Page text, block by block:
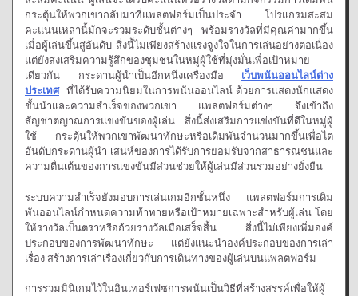
กระตุ้นให้พวกเขากลับมาที่แพลตฟอร์มเป็นประจำ โปรแกรมสะสม
คะแนนเหล่านี้มักจะรวมระดับชั้นต่างๆ พร้อมรางวัลที่มีคุณค่ามากขึ้น
เมื่อผู้เล่นขึ้นสู่อันดับ สิ่งนี้ไม่เพียงสร้างแรงจูงใจในการเล่นอย่างต่อเนื่อง
แต่ยังส่งเสริมความรู้สึกของชุมชนในหมู่ผู้ใช้ที่มุ่งมั่นเพื่อเป้าหมาย
เดียวกัน กระดานผู้นำเป็นอีกหนึ่งเครื่องมือ เว็บพนันออนไลน์ต่าง
ประเทศที่ได้รับความนิยมในการพนันออนไลน์ ด้วยการแสดงนักแสดง
ชั้นนำและความสำเร็จของพวกเขา แพลตฟอร์มต่างๆ จึงเข้าถึง
สัญชาตญาณการแข่งขันของผู้เล่น สิ่งนี้ส่งเสริมการแข่งขันที่ดีในหมู่ผู้
ใช้ กระตุ้นให้พวกเขาพัฒนาทักษะหรือเดิมพันจำนวนมากขึ้นเพื่อไต่
อันดับกระดานผู้นำ เสน่ห์ของการได้รับการยอมรับจากสาธารณชนและ
ความตื่นเต้นของการแข่งขันมีส่วนช่วยให้ผู้เล่นมีส่วนร่วมอย่างยั่งยืน
ระบบความสำเร็จยังมอบการเล่นเกมอีกชั้นหนึ่ง แพลตฟอร์มการเดิม
พันออนไลน์กำหนดความท้าทายหรือเป้าหมายเฉพาะสำหรับผู้เล่น โดย
ให้รางวัลเป็นตราหรือถ้วยรางวัลเมื่อเสร็จสิ้น สิ่งนี้ไม่เพียงเพิ่มองค์
ประกอบของการพัฒนาทักษะ แต่ยังแนะนำองค์ประกอบของการเล่า
เรื่อง สร้างการเล่าเรื่องเกี่ยวกับการเดินทางของผู้เล่นบนแพลตฟอร์ม
การรวมมินิเกมไว้ในอินเทอร์เฟซการพนันเป็นวิธีที่สร้างสรรค์เพื่อให้ผู้